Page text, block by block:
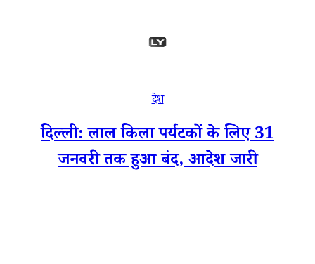
देश
दिल्ली: लाल किला पर्यटकों के लिए 31
जनवरी तक हुआ बंद, आदेश जारी